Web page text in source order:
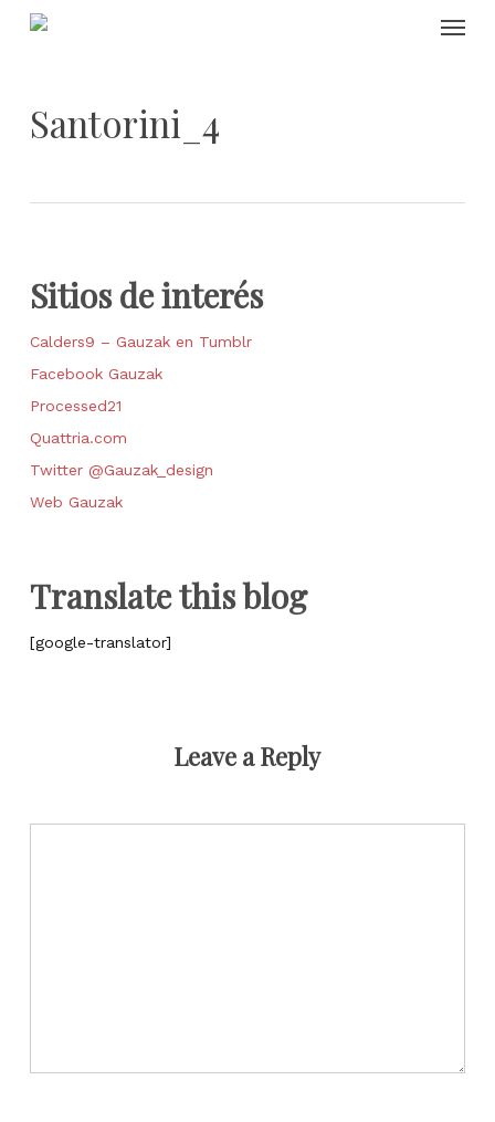
Skip
Santorini_4
Sitios de interés
Calders9 – Gauzak en Tumblr
Facebook Gauzak
Processed21
Quattria.com
Twitter @Gauzak_design
Web Gauzak
Translate this blog
[google-translator]
Leave a Reply